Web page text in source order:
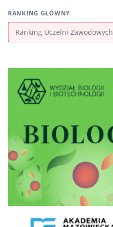
RANKING GŁÓWNY
Ranking Uczelni Zawodowych